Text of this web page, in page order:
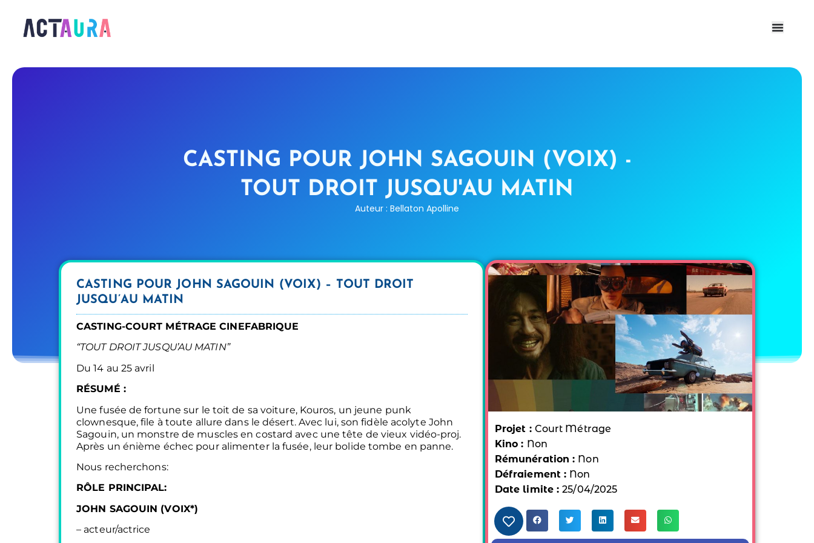
CASTING POUR JOHN SAGOUIN (VOIX) -
TOUT DROIT JUSQU'AU MATIN
Auteur : Bellaton Apolline
CASTING POUR JOHN SAGOUIN (VOIX) – TOUT DROIT
JUSQU’AU MATIN
CASTING-COURT MÉTRAGECINEFABRIQUE
“TOUT DROIT JUSQU’AU MATIN”
Du 14 au 25 avril
RÉSUMÉ :
Une fusée de fortune sur le toit de sa voiture, Kouros, un jeune punk
clownesque, file à toute allure dans le désert. Avec lui, son fidèle acolyte John
Sagouin, un monstre de muscles en costard avec une tête de vieux vidéo-proj.
Après un énième échec pour alimenter la fusée, leur bolide tombe en panne.
Nous recherchons:
RÔLE PRINCIPAL:
JOHN SAGOUIN (VOIX*)
– acteur/actrice
Projet : Court Métrage
Kino : Non
Rémunération : Non
Défraiement : Non
Date limite :25/04/2025